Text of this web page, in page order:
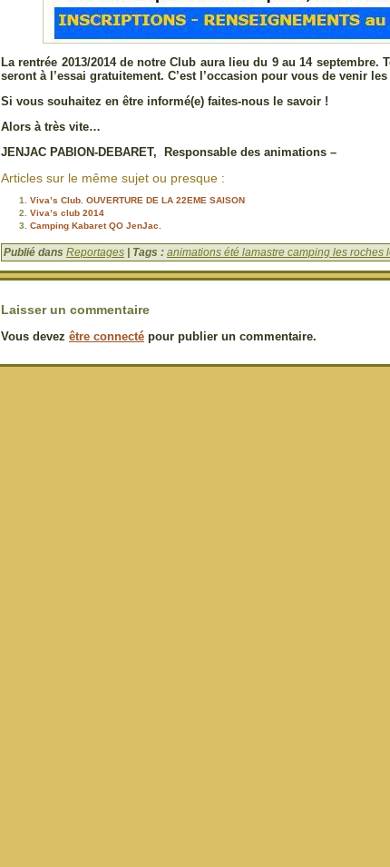
La rentrée 2013/2014 de notre Club aura lieu du 9 au 14 septembre.
seront à l’essai gratuitement. C’est l’occasion pour vous de venir
Si vous souhaitez en être informé(e) faites-nous le savoir !
Alors à très vite…
JENJAC PABION-DEBARET, Responsable des animations –
Articles sur le même sujet ou presque :
Viva’s Club. OUVERTURE DE LA 22EME SAISON
Viva’s club 2014
Camping Kabaret QO JenJac.
Publié dans Reportages | Tags : animations été lamastre camping les roches
Laisser un commentaire
Vous devez être connecté pour publier un commentaire.